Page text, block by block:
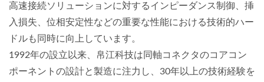
高速接続ソリューションに対するインピーダンス制御、挿
入損失、位相安定性などの重要な性能における技術的ハー
ドルも同時に向上しています。
1992年の設立以来、帛江科技は同軸コネクタのコアコン
ポーネントの設計と製造に注力し、30年以上の技術経験を